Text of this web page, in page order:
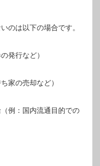
のは以下の場合です。
発行など）
家の売却など）
例：国内流通目的での